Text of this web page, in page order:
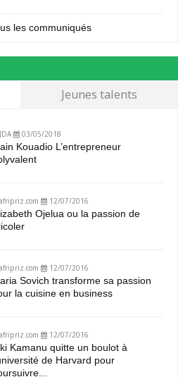
les communiqués
Jeunes talents
JDA 03/05/2018
Kouadio L’entrepreneur
afripriz.com 12/07/2016
Ojelua ou la passion de
afripriz.com 12/07/2016
Sovich transforme sa passion
la cuisine en business
afripriz.com 12/07/2016
Kamanu quitte un boulot à
de Harvard pour